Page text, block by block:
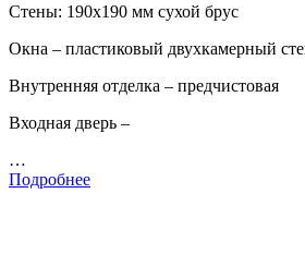
Стены: 190х190 мм сухой брус
Окна – пластиковый двухкамерный
Внутренняя отделка – предчистовая
Входная дверь –
…
Подробнее